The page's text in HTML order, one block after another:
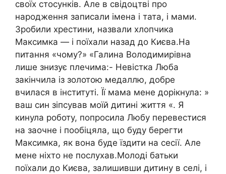
своїх стосунків. Але в свідоцтві про
народження записали імена і тата, і мами.
Зробили хрестини, назвали хлопчика
Максимка — і поїхали назад до Києва.На
питання «чому?» «Галина Володимирівна
лише знизує плечима:- Невістка Люба
закінчила із золотою медаллю, добре
вчилася в інституті. Її мама мене дорікнула: »
ваш син зіпсував моїй дитині життя «. Я
кинула роботу, попросила Любу перевестися
на заочне і пообіцяла, що буду берегти
Максимка, як вона буде їздити на сесії. Але
мене ніхто не послухав.Молоді батьки
поїхали до Києва, залишивши дитину в селі, і